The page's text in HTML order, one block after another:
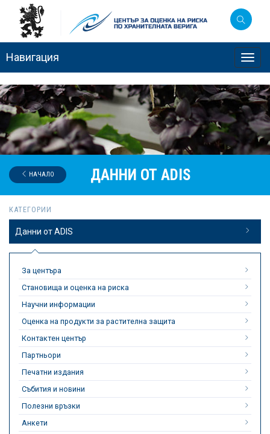
Навигация
ДАННИ ОТ ADIS
НАЧАЛО
КАТЕГОРИИ
Данни от ADIS
За центъра
Становища и оценка на риска
Научни информации
Оценка на продукти за растителна защита
Контактен център
Партньори
Печатни издания
Събития и новини
Полезни връзки
Анкети